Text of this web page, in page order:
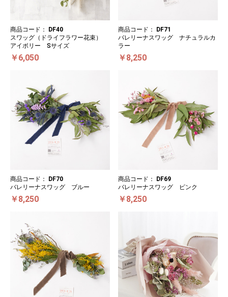
商品コード：
DF40
スワッグ（ドライフラワー花束）
アイボリー Sサイズ
￥6,050
商品コード：
DF71
バレリーナスワッグ ナチュラルカ
ラー
￥8,250
商品コード：
DF70
バレリーナスワッグ ブルー
￥8,250
商品コード：
DF69
バレリーナスワッグ ピンク
￥8,250